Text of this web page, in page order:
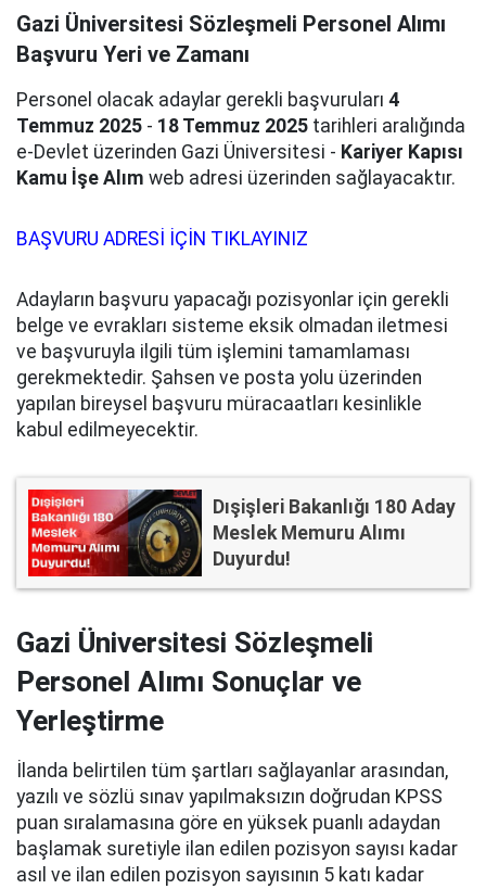
Gazi Üniversitesi Sözleşmeli Personel Alımı
Başvuru Yeri ve Zamanı
Personel olacak adaylar gerekli başvuruları 4
Temmuz 2025 - 18 Temmuz 2025 tarihleri aralığında
e-Devlet üzerinden Gazi Üniversitesi - Kariyer Kapısı
Kamu İşe Alım web adresi üzerinden sağlayacaktır.
BAŞVURU ADRESİ İÇİN TIKLAYINIZ
Adayların başvuru yapacağı pozisyonlar için gerekli
belge ve evrakları sisteme eksik olmadan iletmesi
ve başvuruyla ilgili tüm işlemini tamamlaması
gerekmektedir. Şahsen ve posta yolu üzerinden
yapılan bireysel başvuru müracaatları kesinlikle
kabul edilmeyecektir.
Dışişleri Bakanlığı 180 Aday
Meslek Memuru Alımı
Duyurdu!
Gazi Üniversitesi Sözleşmeli
Personel Alımı Sonuçlar ve
Yerleştirme
İlanda belirtilen tüm şartları sağlayanlar arasından,
yazılı ve sözlü sınav yapılmaksızın doğrudan KPSS
puan sıralamasına göre en yüksek puanlı adaydan
başlamak suretiyle ilan edilen pozisyon sayısı kadar
asıl ve ilan edilen pozisyon sayısının 5 katı kadar